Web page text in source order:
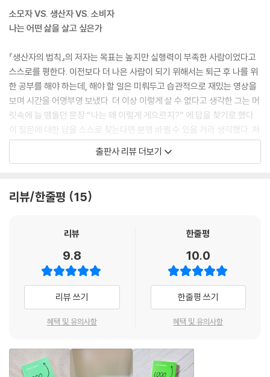
에 주의해야 한다.
--- p.37~38
생산자의 삶이 매력적인 건, 무엇보다 스스로의 알고리즘을 만들어낼 수
있다는 데에 있다. 스스로에게 던진 질문들은 콘텐츠가 되고, 이러한 생산
물들은 나만의 알고리즘이 되어 더 이상 타의적 알고리즘에 압도되거나 휘
둘리지 않는다. 내게 필요한 알고리즘을 선택할 수 있게 되고, 원하는 것이
없다면 스스로 만들어내기도 한다. 지금도 나는, 글쓰기를 통해 나만의 알
고리즘을 형성하고 있으며, 이를 바탕으로 다양한 프로젝트를 하며 생산적
인 사회적 관계를 형성해 나아가고 있다.
다. 나는 이것을 왜 바라는가, 왜 이루고 싶은가. 내가 이룰 수 있는 방법은
다는 목적에 더 초점을 맞추게 되었다. 스스로에게 더 많은 질문을 던졌고,
나만의 답을 찾아가며 더 성장할 수 있었다.
자신을 객관화하고, 한쪽으로 쏠린 균형을 잡는 가장 좋은 방법은 글쓰기
다. 내가 남긴 글에는 나라는 사람이 흥건하다. 내 안에서 나온 글을 읽는
행위 자체가 자기 객관화의 시작이다. 생각과 마음은 꺼내어 볼 수 없으나,
다는 증거이고, 내가 무언가를 생각하고 느꼈다는 표상이다.
--- p.144
소모자 VS. 생산자 VS. 소비자
나는 어떤 삶을 살고 싶은가
『생산자의 법칙』의 저자는 목표는 높지만 실행력이 부족한 사람이었다고
스스로를 평한다. 이전보다 더 나은 사람이 되기 위해서는 퇴근 후 나를 위
한 공부를 해야 하는데, 해야 할 일은 미뤄두고 습관적으로 재밌는 영상을
보며 시간을 어영부영 보냈다. 더 이상 이렇게 살 수 없다고 생각한 그는 머
릿속에 늘 맴돌던 문장 “나는 왜 이렇게 게으르지?” 에 답을 찾기로 했다.
이 질문에 대한 답을 스스로 찾는다면 분명 바뀔 수 있을 거라 생각했다. 저
자는 이 과정에서 ‘게으름의 이유’를 열역한 제2법칙에서 발견했다. ‘엔트
로피(유용하지 않은 에너지를 기술할 때 이용되는 용어로 무질서도라고
고 싶고, 누우면 자고 싶은 상태를 끊어내면 무질서한 내 삶도 끝날 것이라
유효했다. 저자는 엔트로피를 늘려가는 삶에서 벗어나 엔트로피를 줄여가
소모자의 삶을 살기도 했고, 생산자의 삶을 살기도 했던 저자는 삶을 살아
가는 자세를 세 가지 형태로 분류했다.
→ 과거에 사로잡혀 있는 소모자 : 쉬운 선택은 과거로부터 누적된 무기력
함에서 온다
특징 : 매일이 피곤하고 힘겹다, 과거에 사로잡혀 무기력하다, 과거 실패
경험에 발목 잡혀 있다.
출판사 리뷰 더보기
리뷰/한줄평 15
리뷰
9.8
리뷰 쓰기
혜택 및 유의사항
한줄평
10.0
한줄평 쓰기
혜택 및 유의사항